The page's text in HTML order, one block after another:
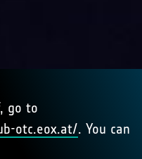
go to
otc.eox.at/. You can